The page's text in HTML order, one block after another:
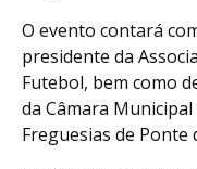
O evento contará
presidente da
Futebol, bem como
da Câmara
Freguesias de Ponte